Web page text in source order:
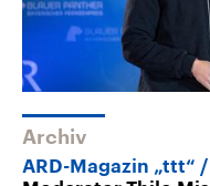
Archiv
ARD-Magazin „ttt“